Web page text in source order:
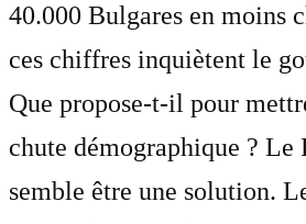
40.000 Bulgares en moins
ces chiffres inquiètent le
Que propose-t-il pour
chute démographique ? Le
semble être une solution.